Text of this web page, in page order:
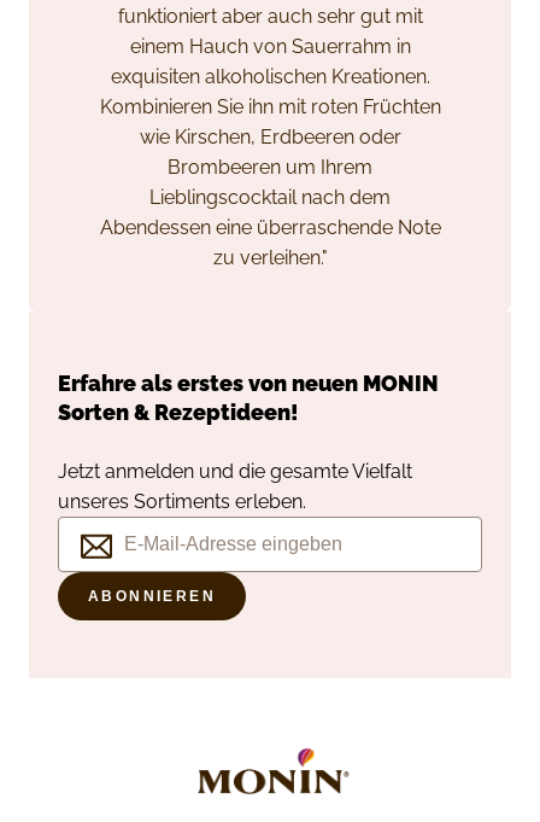
funktioniert aber auch sehr gut mit
einem Hauch von Sauerrahm in
exquisiten alkoholischen Kreationen.
Kombinieren Sie ihn mit roten Früchten
wie Kirschen, Erdbeeren oder
Brombeeren um Ihrem
Lieblingscocktail nach dem
Abendessen eine überraschende Note
zu verleihen."
Erfahre als erstes von neuen MONIN
Sorten & Rezeptideen!
Jetzt anmelden und die gesamte Vielfalt
unseres Sortiments erleben.
ABONNIEREN